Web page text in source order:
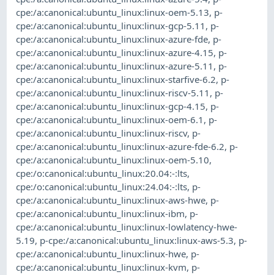
cpe:/a:canonical:ubuntu_linux:linux-oem-5.13, p-
cpe:/a:canonical:ubuntu_linux:linux-gcp-5.11 , p-
cpe:/a:canonical:ubuntu_linux:linux-azure-fde, p-
cpe:/a:canonical:ubuntu_linux:linux-azure-4.15, p-
cpe:/a:canonical:ubuntu_linux:linux-azure-5.11 , p-
cpe:/a:canonical:ubuntu_linux:linux-starfive-6.2, p-
cpe:/a:canonical:ubuntu_linux:linux-riscv-5.11 , p-
cpe:/a:canonical:ubuntu_linux:linux-gcp-4.15, p-
cpe:/a:canonical:ubuntu_linux:linux-oem-6.1 , p-
cpe:/a:canonical:ubuntu_linux:linux-riscv, p-
cpe:/a:canonical:ubuntu_linux:linux-azure-fde-6.2, p-
cpe:/a:canonical:ubuntu_linux:linux-oem-5.10,
cpe:/o:canonical:ubuntu_linux:20.04:-:lts,
cpe:/o:canonical:ubuntu_linux:24.04:-:lts, p-
cpe:/a:canonical:ubuntu_linux:linux-aws-hwe, p-
cpe:/a:canonical:ubuntu_linux:linux-ibm, p-
cpe:/a:canonical:ubuntu_linux:linux-lowlatency-hwe-
5.19, p-cpe:/a:canonical:ubuntu_linux:linux-aws-5.3, p-
cpe:/a:canonical:ubuntu_linux:linux-hwe, p-
cpe:/a:canonical:ubuntu_linux:linux-kvm, p-